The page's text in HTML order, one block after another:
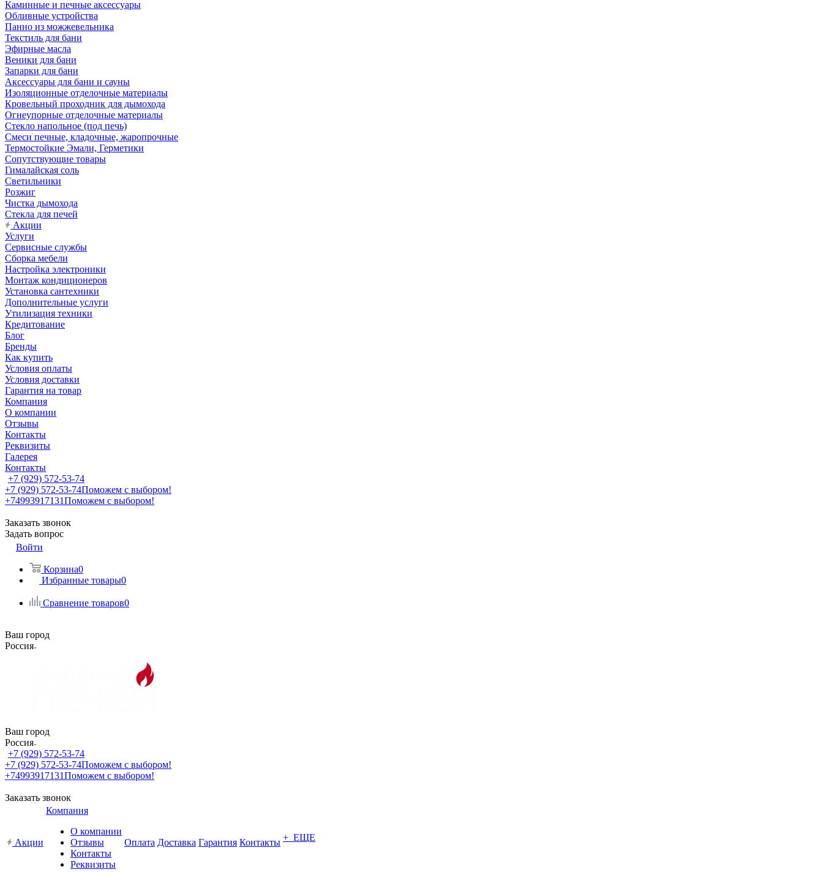
Каминные и печные аксессуары
Обливные устройства
Панно из можжевельника
Текстиль для бани
Эфирные масла
Веники для бани
Запарки для бани
Аксессуары для бани и сауны
Изоляционные отделочные материалы
Кровельный проходник для дымохода
Огнеупорные отделочные материалы
Стекло напольное (под печь)
Смеси печные, кладочные, жаропрочные
Термостойкие Эмали, Герметики
Сопутствующие товары
Гималайская соль
Светильники
Розжиг
Чистка дымохода
Стекла для печей
Акции
Услуги
Сервисные службы
Сборка мебели
Настройка электроники
Монтаж кондиционеров
Установка сантехники
Дополнительные услуги
Утилизация техники
Кредитование
Блог
Бренды
Как купить
Условия оплаты
Условия доставки
Гарантия на товар
Компания
О компании
Отзывы
Контакты
Реквизиты
Галерея
Контакты
+7 (929) 572-53-74
+7 (929) 572-53-74Поможем с выбором!
+74993917131Поможем с выбором!
Заказать звонок
Задать вопрос
Войти
Корзина0
Избранные товары0
Сравнение товаров0
Ваш город
Россия
Ваш город
Россия
+7 (929) 572-53-74
+7 (929) 572-53-74Поможем с выбором!
+74993917131Поможем с выбором!
Заказать звонок
Акции
Компания
О компании
Отзывы
Контакты
Реквизиты
Оплата Доставка Гарантия Контакты + ЕЩЕ